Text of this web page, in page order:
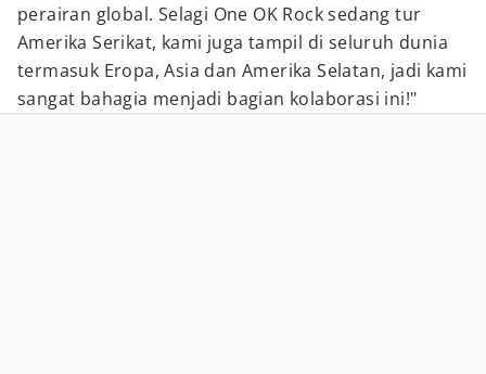
perairan global. Selagi One OK Rock sedang tur
Amerika Serikat, kami juga tampil di seluruh dunia
termasuk Eropa, Asia dan Amerika Selatan, jadi kami
sangat bahagia menjadi bagian kolaborasi ini!"